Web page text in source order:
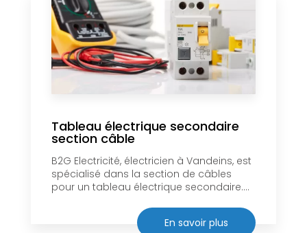
Tableau électrique secondaire
section câble
B2G Electricité, électricien à Vandeins, est
spécialisé dans la section de câbles
pour un tableau électrique secondaire....
En savoir plus